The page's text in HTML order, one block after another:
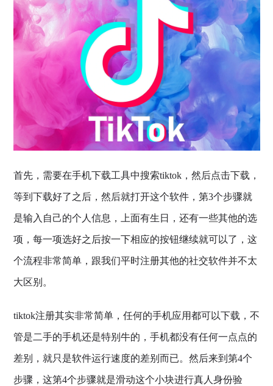
首先，需要在手机下载工具中搜索tiktok，然后点击下载，
等到下载好了之后，然后就打开这个软件，第3个步骤就
是输入自己的个人信息，上面有生日，还有一些其他的选
项，每一项选好之后按一下相应的按钮继续就可以了，这
个流程非常简单，跟我们平时注册其他的社交软件并不太
大区别。
tiktok注册其实非常简单，任何的手机应用都可以下载，不
管是二手的手机还是特别牛的，手机都没有任何一点点的
差别，就只是软件运行速度的差别而已。然后来到第4个
步骤，这第4个步骤就是滑动这个小块进行真人身份验